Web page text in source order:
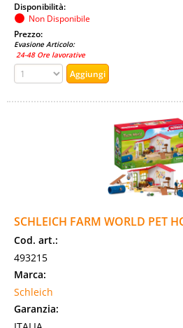
Disponibilità:
Non Disponibile
Prezzo:
Evasione Articolo:
24-48 Ore lavorative
SCHLEICH FARM WORLD PET
Cod. art.:
493215
Marca:
Schleich
Garanzia: